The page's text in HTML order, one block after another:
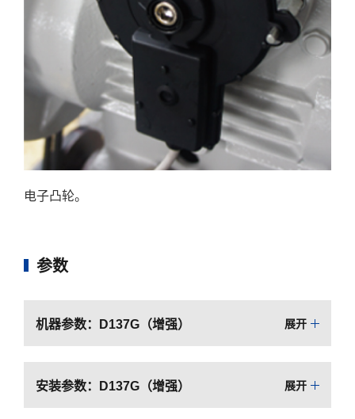
电子凸轮。
参数
机器参数：D137G（增强） 展开
安装参数：D137G（增强） 展开